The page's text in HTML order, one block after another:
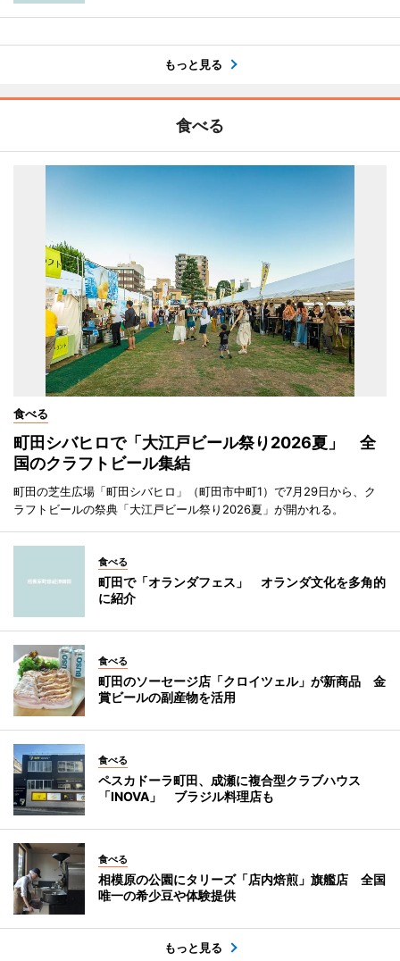
もっと見る
食べる
食べる
町田シバヒロで「大江戸ビール祭り2026夏」 全
国のクラフトビール集結
町田の芝生広場「町田シバヒロ」（町田市中町1）で7月29日から、ク
ラフトビールの祭典「大江戸ビール祭り2026夏」が開かれる。
食べる
町田で「オランダフェス」 オランダ文化を多角的
に紹介
食べる
町田のソーセージ店「クロイツェル」が新商品 金
賞ビールの副産物を活用
食べる
ペスカドーラ町田、成瀬に複合型クラブハウス
「INOVA」 ブラジル料理店も
食べる
相模原の公園にタリーズ「店内焙煎」旗艦店 全国
唯一の希少豆や体験提供
もっと見る